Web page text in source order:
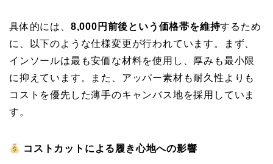
具体的には、 8,000円前後という価格帯を維持するため
に、以下のような仕様変更が行われています。まず、
インソールは最も安価な材料を使用し、厚みも最小限
に抑えています。また、アッパー素材も耐久性よりも
コストを優先した薄手のキャンバス地を採用していま
す。
コストカットによる履き心地への影響